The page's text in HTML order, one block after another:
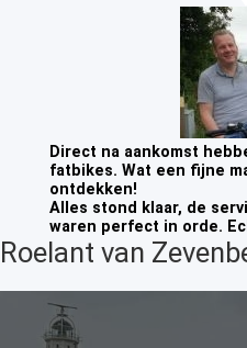
Direct na aankomst
fatbikes. Wat een fijne
ontdekken!
Alles stond klaar, de
waren perfect in orde.
Roelant van